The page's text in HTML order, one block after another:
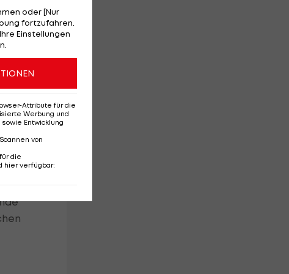
so
oder [Nur
fortzufahren.
Einstellungen
Attribute für die
Werbung und
Entwicklung
von
die
hier verfügbar: